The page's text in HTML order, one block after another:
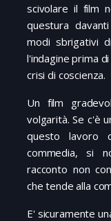
scivolare il film
questura
modi sbrigativi
l'indagine prima
crisi di coscienza.
Un film
volgarità. Se c'è
questo
commedia, si
racconto non
che tende alla
E' sicuramente